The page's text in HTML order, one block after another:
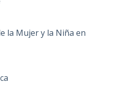
la Mujer y la Niña en